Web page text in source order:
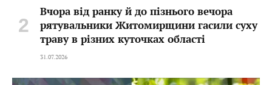
Вчора від ранку й до пізнього вечора
рятувальники Житомирщини гасили суху
траву в різних куточках області
31.07.2026